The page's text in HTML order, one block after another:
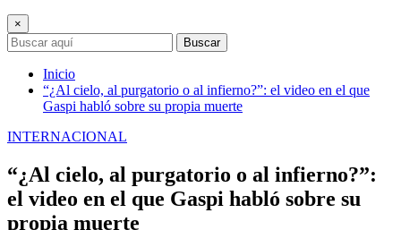
×
Buscar
Inicio
“¿Al cielo, al purgatorio o al infierno?”: el video en el que
Gaspi habló sobre su propia muerte
INTERNACIONAL
“¿Al cielo, al purgatorio o al infierno?”:
el video en el que Gaspi habló sobre su
propia muerte